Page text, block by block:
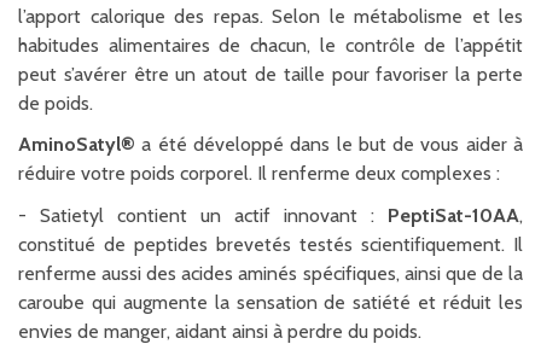
l’apport calorique des repas. Selon le métabolisme et les
habitudes alimentaires de chacun, le contrôle de l’appétit
peut s’avérer être un atout de taille pour favoriser la perte
de poids.
AminoSatyl® a été développé dans le but de vous aider à
réduire votre poids corporel. Il renferme deux complexes :
- Satietyl contient un actif innovant : PeptiSat-10AA,
constitué de peptides brevetés testés scientifiquement. Il
renferme aussi des acides aminés spécifiques, ainsi que de la
caroube qui augmente la sensation de satiété et réduit les
envies de manger, aidant ainsi à perdre du poids.